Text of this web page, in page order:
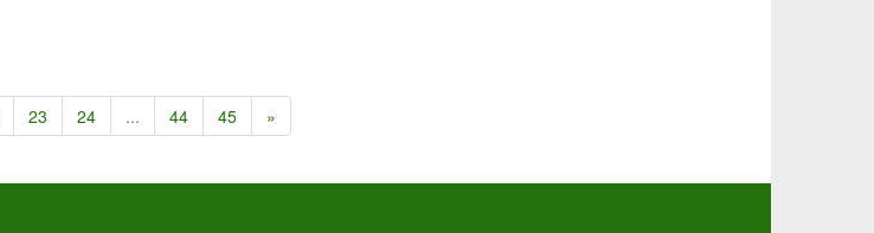
23 24 ... 44 45 »